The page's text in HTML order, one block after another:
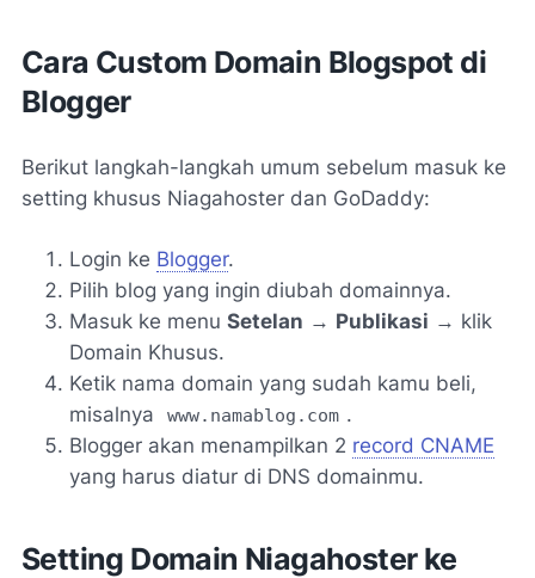
Cara Custom Domain Blogspot di
Blogger
Berikut langkah-langkah umum sebelum masuk ke
setting khusus Niagahoster dan GoDaddy:
Login ke Blogger.
Pilih blog yang ingin diubah domainnya.
Masuk ke menu Setelan → Publikasi → klik
Domain Khusus.
Ketik nama domain yang sudah kamu beli,
misalnya
www.namablog.com .
Blogger akan menampilkan 2 record CNAME
yang harus diatur di DNS domainmu.
Setting Domain Niagahoster ke